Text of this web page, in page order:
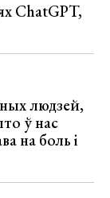
ChatGPT,
людзей,
ў нас
на боль і